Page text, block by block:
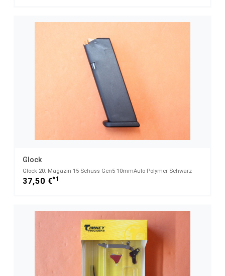
Glock
Glock 20: Magazin 15-Schuss Gen5 10mmAuto Polymer Schwarz
37,50 €*1